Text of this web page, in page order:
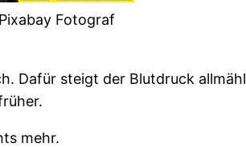
Fotograf
Dafür steigt der Blutdruck
mehr.